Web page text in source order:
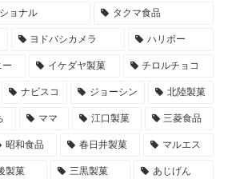
ョナル タクマ食品
ヨドバシカメラ ハリボー
イケダヤ製菓 チロルチョコ
ナビスコ ジョーシン 北陸製菓
ママ 江口製菓 三菱食品
昭和食品 春日井製菓 マルエス
製菓 三黒製菓 あじげん